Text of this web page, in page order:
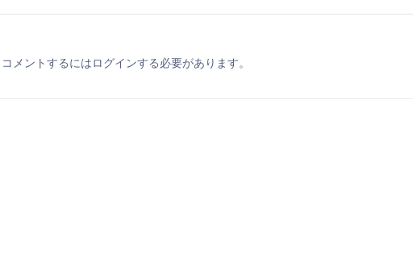
コメントするにはログインする必要があります。